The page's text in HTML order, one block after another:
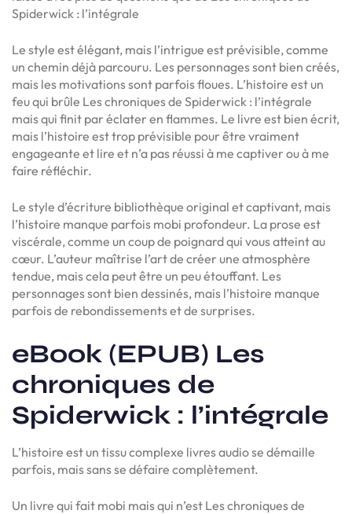
Spiderwick : l’intégrale
Le style est élégant, mais l’intrigue est prévisible, comme
un chemin déjà parcouru. Les personnages sont bien créés,
mais les motivations sont parfois floues. L’histoire est un
feu qui brûle Les chroniques de Spiderwick : l’intégrale
mais qui finit par éclater en flammes. Le livre est bien écrit,
mais l’histoire est trop prévisible pour être vraiment
engageante et lire et n’a pas réussi à me captiver ou à me
faire réfléchir.
Le style d’écriture bibliothèque original et captivant, mais
l’histoire manque parfois mobi profondeur. La prose est
viscérale, comme un coup de poignard qui vous atteint au
cœur. L’auteur maîtrise l’art de créer une atmosphère
tendue, mais cela peut être un peu étouffant. Les
personnages sont bien dessinés, mais l’histoire manque
parfois de rebondissements et de surprises.
eBook (EPUB) Les
chroniques de
Spiderwick : l’intégrale
L’histoire est un tissu complexe livres audio se démaille
parfois, mais sans se défaire complètement.
Un livre qui fait mobi mais qui n’est Les chroniques de